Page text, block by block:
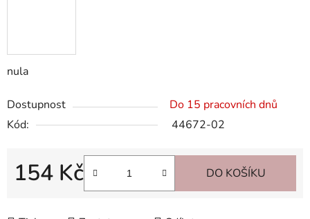
nula
Dostupnost
Do 15 pracovních dnů
Kód:
44672-02
154 Kč DO KOŠÍKU